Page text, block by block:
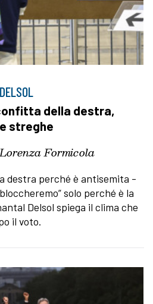
della destra,
streghe
Lorenza Formicola
destra perché è antisemita -
solo perché è la
Delsol spiega il clima che
il voto.